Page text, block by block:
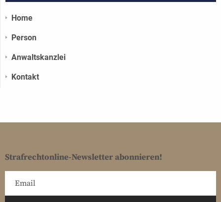
Home
Person
Anwaltskanzlei
Kontakt
Strafrechtonline-Newsletter abonnieren!